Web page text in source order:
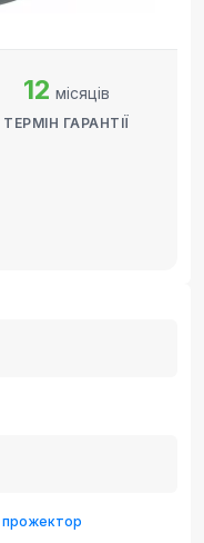
12 місяців
ТЕРМІН ГАРАНТІЇ
прожектор